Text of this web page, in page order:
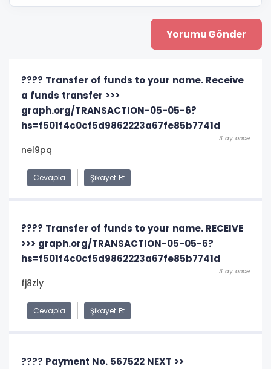
???? Transfer of funds to your name. Receive
a funds transfer >>>
graph.org/TRANSACTION-05-05-6?
hs=f501f4c0cf5d9862223a67fe85b7741d
3 ay önce
nel9pq
Cevapla Şikayet Et
????️ Transfer of funds to your name. RECEIVE
>>> graph.org/TRANSACTION-05-05-6?
hs=f501f4c0cf5d9862223a67fe85b7741d
3 ay önce
fj8zly
Cevapla Şikayet Et
???? Payment No. 567522 NEXT >>